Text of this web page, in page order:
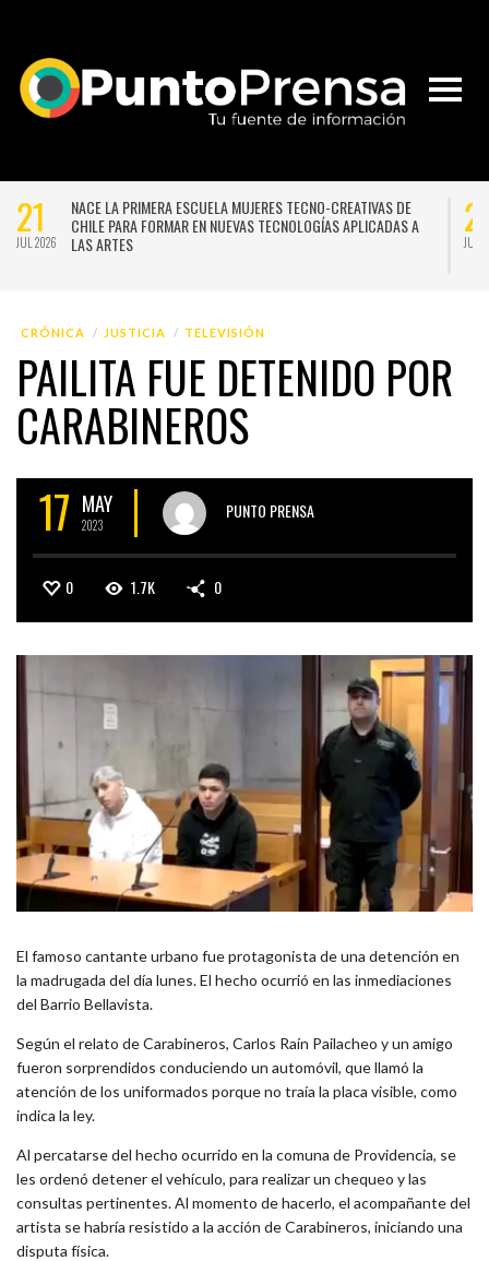
21
JUL 2026
NACE LA PRIMERA ESCUELA MUJERES TECNO-CREATIVAS DE
CHILE PARA FORMAR EN NUEVAS TECNOLOGÍAS APLICADAS A
LAS ARTES
JUL
CRÓNICA JUSTICIA TELEVISIÓN
PAILITA FUE DETENIDO POR
CARABINEROS
17 MAY
2023
PUNTO PRENSA
0 1.7K 0
El famoso cantante urbano fue protagonista de una detención en
la madrugada del día lunes. El hecho ocurrió en las inmediaciones
del Barrio Bellavista.
Según el relato de Carabineros, Carlos Raín Pailacheo y un amigo
fueron sorprendidos conduciendo un automóvil, que llamó la
atención de los uniformados porque no traía la placa visible, como
indica la ley.
Al percatarse del hecho ocurrido en la comuna de Providencia, se
les ordenó detener el vehículo, para realizar un chequeo y las
consultas pertinentes. Al momento de hacerlo, el acompañante del
artista se habría resistido a la acción de Carabineros, iniciando una
disputa física.